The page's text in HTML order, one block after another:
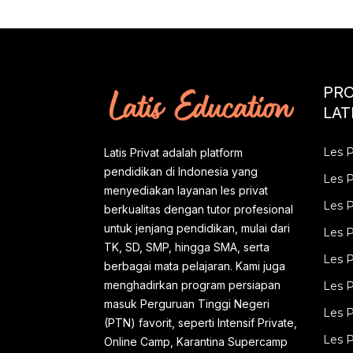
nLatis Privat adalah platform
pendidikan di Indonesia yang
menyediakan layanan les privat
berkualitas dengan tutor profesional
untuk jenjang pendidikan, mulai dari
TK, SD, SMP, hingga SMA, serta
berbagai mata pelajaran. Kami juga
menghadirkan program persiapan
masuk Perguruan Tinggi Negeri
(PTN) favorit, seperti Intensif Private,
Online Camp, Karantina Supercamp
Les
Les
Les
Les
Les
Les
Les
Les